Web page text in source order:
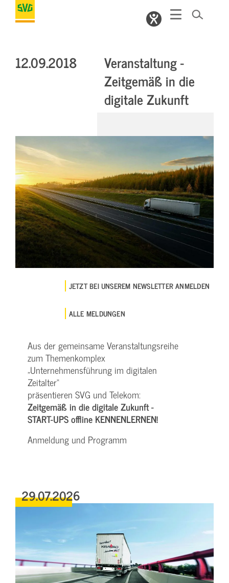
12.09.2018
Veranstaltung -
Zeitgemäß in die
digitale Zukunft
JETZT BEI UNSEREM NEWSLETTER ANMELDEN
ALLE MELDUNGEN
Aus der gemeinsame Veranstaltungsreihe
zum Themenkomplex
„Unternehmensführung im digitalen
Zeitalter“
präsentieren SVG und Telekom:
Zeitgemäß in die digitale Zukunft -
START-UPS offline KENNENLERNEN!
Anmeldung und Programm
29.07.2026